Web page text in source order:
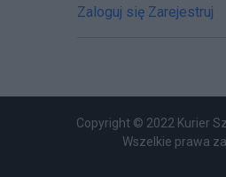
Zaloguj się Zarejestruj
Copyright © 2022 Kurier
Wszelkie prawa